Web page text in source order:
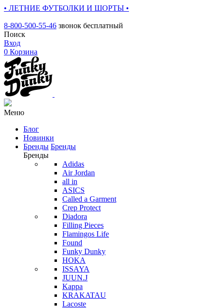
• ЛЕТНИЕ ФУТБОЛКИ И ШОРТЫ •
8-800-500-55-46 звонок бесплатный
Поиск
Вход
0 Корзина
Меню
Блог
Новинки
Бренды Бренды
Бренды
Adidas
Air Jordan
all in
ASICS
Called a Garment
Crep Protect
Diadora
Filling Pieces
Flamingos Life
Found
Funky Dunky
HOKA
ISSAYA
JUUN.J
Kappa
KRAKATAU
Lacoste